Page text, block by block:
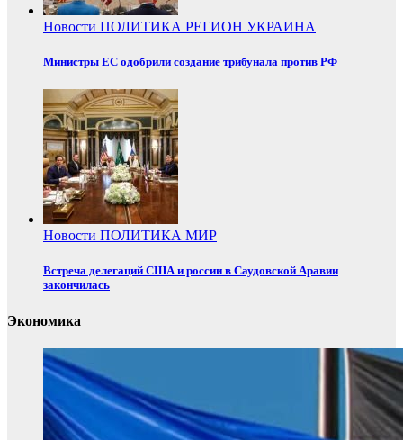
Новости ПОЛИТИКА РЕГИОН УКРАИНА
Министры ЕС одобрили создание трибунала против РФ
Новости ПОЛИТИКА МИР
Встреча делегаций США и россии в Саудовской Аравии
закончилась
Экономика